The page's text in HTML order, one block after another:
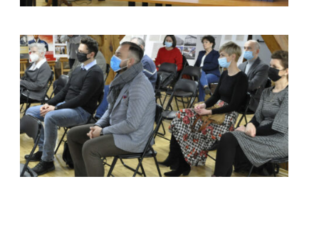
kliknięcie spowoduje powiększenie zdjęcia w galerii